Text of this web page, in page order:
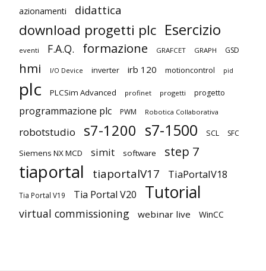
azionamenti didattica
download progetti plc Esercizio
eventi F.A.Q. formazione GRAFCET GRAPH GSD
hmi I/O Device inverter irb 120 motioncontrol pid
plc PLCSim Advanced profinet progetti progetto
programmazione plc PWM Robotica Collaborativa
robotstudio s7-1200 s7-1500 SCL SFC
Siemens NX MCD simit software step 7
tiaportal tiaportalV17 TiaPortalV18
Tia Portal V19 Tia Portal V20 Tutorial
virtual commissioning webinar live WinCC